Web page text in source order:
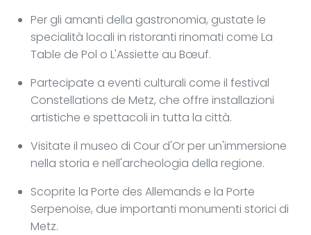
Per gli amanti della gastronomia, gustate le
specialità locali in ristoranti rinomati come La
Table de Pol o L'Assiette au Bœuf.
Partecipate a eventi culturali come il festival
Constellations de Metz, che offre installazioni
artistiche e spettacoli in tutta la città.
Visitate il museo di Cour d'Or per un'immersione
nella storia e nell'archeologia della regione.
Scoprite la Porte des Allemands e la Porte
Serpenoise, due importanti monumenti storici di
Metz.